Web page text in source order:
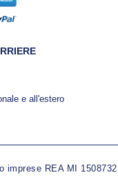
e all'estero
REA MI 1508732 |